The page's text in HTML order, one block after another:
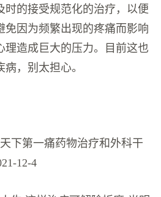
时的接受规范化的治疗，以便
免因为频繁出现的疼痛而影响
理造成巨大的压力。目前这也
，别太担心。
下第一痛药物治疗和外科干
12-4